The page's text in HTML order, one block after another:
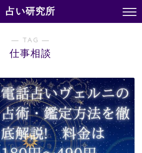
占い研究所
― TAG ―
仕事相談